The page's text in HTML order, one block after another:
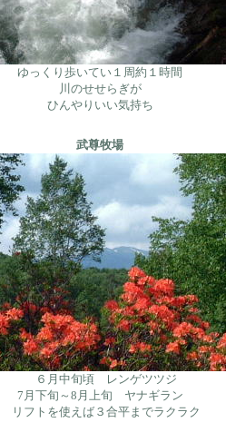
ゆっくり歩いてい１周約 １時間
川のせせらぎが
ひんやりいい気持ち
武尊牧場
６月中旬頃 レンゲツツジ
7月下旬～8月上旬 ヤナギラン
リフトを使えば３合平までラクラク